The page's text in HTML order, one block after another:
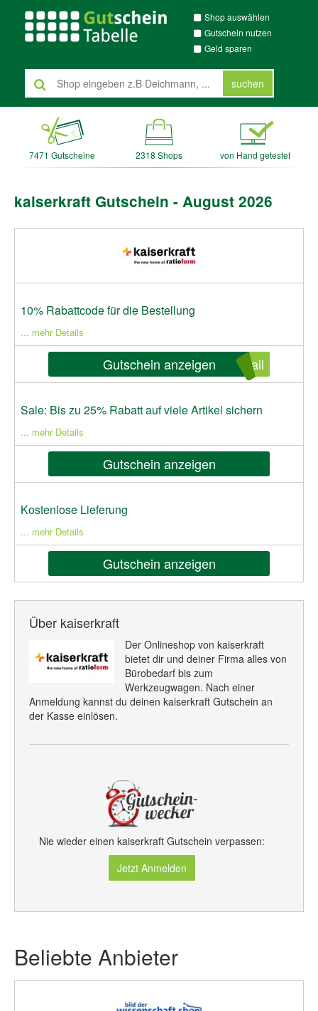
Shop auswählen
Gutschein nutzen
Geld sparen
suchen
7471 Gutscheine 2318 Shops von Hand getestet
kaiserkraft Gutschein - August 2026
10% Rabattcode für die Bestellung
... mehr Details
Gutschein anzeigen ail
Sale: Bis zu 25% Rabatt auf viele Artikel sichern
... mehr Details
Gutschein anzeigen
Kostenlose Lieferung
... mehr Details
Gutschein anzeigen
Über kaiserkraft
Der Onlineshop von kaiserkraft
bietet dir und deiner Firma alles von
Bürobedarf bis zum
Werkzeugwagen. Nach einer
Anmeldung kannst du deinen kaiserkraft Gutschein an
der Kasse einlösen.
Nie wieder einen kaiserkraft Gutschein verpassen:
Jetzt Anmelden
Beliebte Anbieter